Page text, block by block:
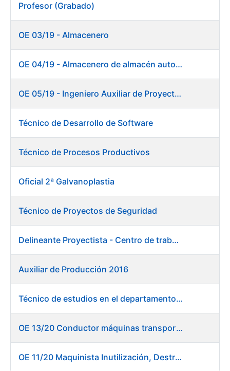
Profesor (Grabado)
OE 03/19 - Almacenero
OE 04/19 - Almacenero de almacén automático
OE 05/19 - Ingeniero Auxiliar de Proyectos (Ceres)
Técnico de Desarrollo de Software
Técnico de Procesos Productivos
Oficial 2ª Galvanoplastia
Técnico de Proyectos de Seguridad
Delineante Proyectista - Centro de trabajo de Burgos
Auxiliar de Producción 2016
Técnico de estudios en el departamento de compras
OE 13/20 Conductor máquinas transportadoras elevadoras - Burgos
OE 11/20 Maquinista Inutilización, Destrucción y Empacado de Papel en Fábrica de Papel